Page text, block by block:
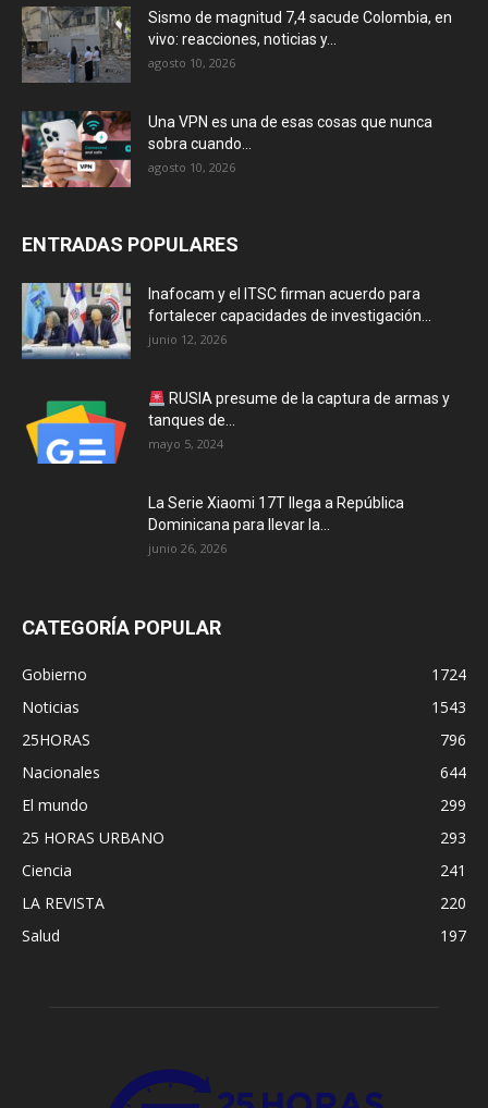
Sismo de magnitud 7,4 sacude Colombia, en
vivo: reacciones, noticias y...
agosto 10, 2026
Una VPN es una de esas cosas que nunca
sobra cuando...
agosto 10, 2026
ENTRADAS POPULARES
Inafocam y el ITSC firman acuerdo para
fortalecer capacidades de investigación...
junio 12, 2026
RUSIA presume de la captura de armas y
tanques de...
mayo 5, 2024
La Serie Xiaomi 17T llega a República
Dominicana para llevar la...
junio 26, 2026
CATEGORÍA POPULAR
Gobierno
1724
Noticias
1543
25HORAS
796
Nacionales
644
El mundo
299
25 HORAS URBANO
293
Ciencia
241
LA REVISTA
220
Salud
197